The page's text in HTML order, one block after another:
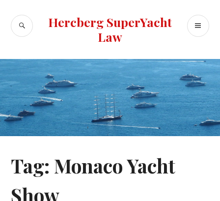
content
Hercberg SuperYacht
Law
SEARCH
Tag: Monaco Yacht
Show